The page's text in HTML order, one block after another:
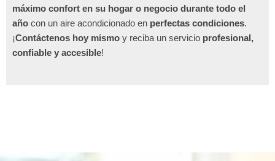
máximo confort en su hogar o negocio durante todo el
año con un aire acondicionado en perfectas condiciones.
¡Contáctenos hoy mismo y reciba un servicio profesional,
confiable y accesible!